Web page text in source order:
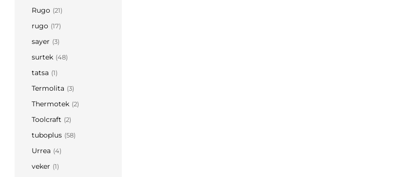
Rugo (21)
rugo (17)
sayer (3)
surtek (48)
tatsa (1)
Termolita (3)
Thermotek (2)
Toolcraft (2)
tuboplus (58)
Urrea (4)
veker (1)